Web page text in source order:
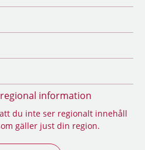
information
du inte ser regionalt innehåll
gäller just din region.